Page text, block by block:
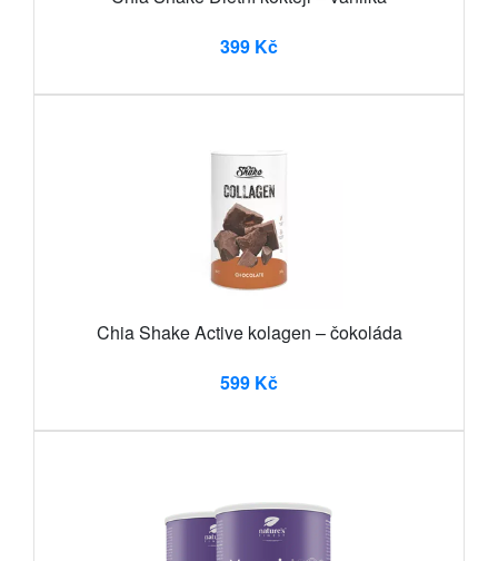
399 Kč
Chia Shake Active kolagen – čokoláda
599 Kč